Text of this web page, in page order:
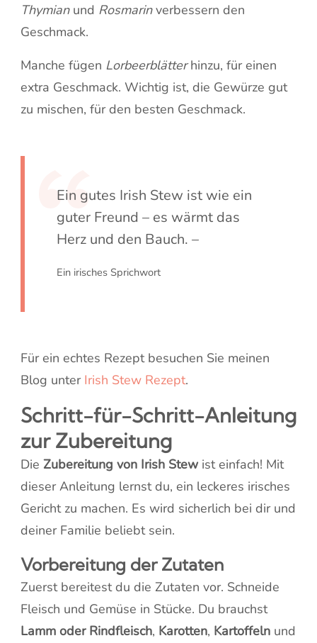
Thymianund Rosmarinverbessern den
Geschmack.
Manche fügen Lorbeerblätterhinzu, für einen
extra Geschmack. Wichtig ist, die Gewürze gut
zu mischen, für den besten Geschmack.
Ein gutes Irish Stew ist wie ein
guter Freund – es wärmt das
Herz und den Bauch. –
Ein irisches Sprichwort
Für ein echtes Rezept besuchen Sie meinen
Blog unter Irish Stew Rezept.
Schritt-für-Schritt-Anleitung
zur Zubereitung
Die Zubereitung von Irish Stew ist einfach! Mit
dieser Anleitung lernst du, ein leckeres irisches
Gericht zu machen. Es wird sicherlich bei dir und
deiner Familie beliebt sein.
Vorbereitung der Zutaten
Zuerst bereitest du die Zutaten vor. Schneide
Fleisch und Gemüse in Stücke. Du brauchst
Lamm oder Rindfleisch, Karotten, Kartoffeln und